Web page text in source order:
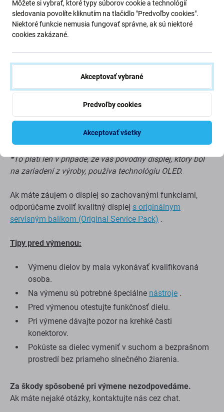
Nie je možné zobraziť skutočnú čiernu
Znížený jas
Nižšie rozlíšenie
Nižšia spoľahlivosť
Širší rám okolo displeja
Nepodporuje Vždy na displeji*
Vyššia spotreba batérie v porovnaní s Aftermarket
PRO a originálnym displejom*
Hrubší panel displeja v porovnaní s Aftermarket PRO
a originálnym displejom*
*To platí len v prípade, že váš pôvodný displej, ktorý bol
na zariadení z výroby, používa technológiu OLED.
Ak máte záujem o displej so zachovanými funkciami,
odporúčame zvoliť kvalitný displej s originálnym
servisným balíkom (Original Service Pack) .
Tipy pred výmenou:
Výmenu dielov by mala vykonávať kvalifikovaná
osoba.
Na výmenu sú potrebné špeciálne nástroje .
Pred výmenou otestujte funkčnosť dielu.
Pri výmene dávajte pozor na krehké časti
konektorov.
Pokúste sa dielec vymeniť v suchom a bezprašnom
prostredí bez priameho slnečného žiarenia.
Za škody spôsobené pri výmene nezodpovedáme.
Ak máte nejaké otázky, kontaktujte nás cez chat.
Môžete si vybrať, ktoré typy súborov cookie a technológií
sledovania povolíte kliknutím na tlačidlo "Predvoľby cookies".
Niektoré funkcie nemusia fungovať správne, ak sú niektoré
cookies zakázané.
Akceptovať vybrané
Predvoľby cookies
Akceptovať všetky